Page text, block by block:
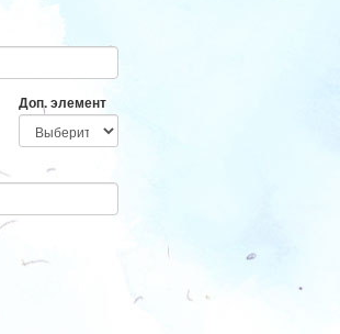
Доп. элемент